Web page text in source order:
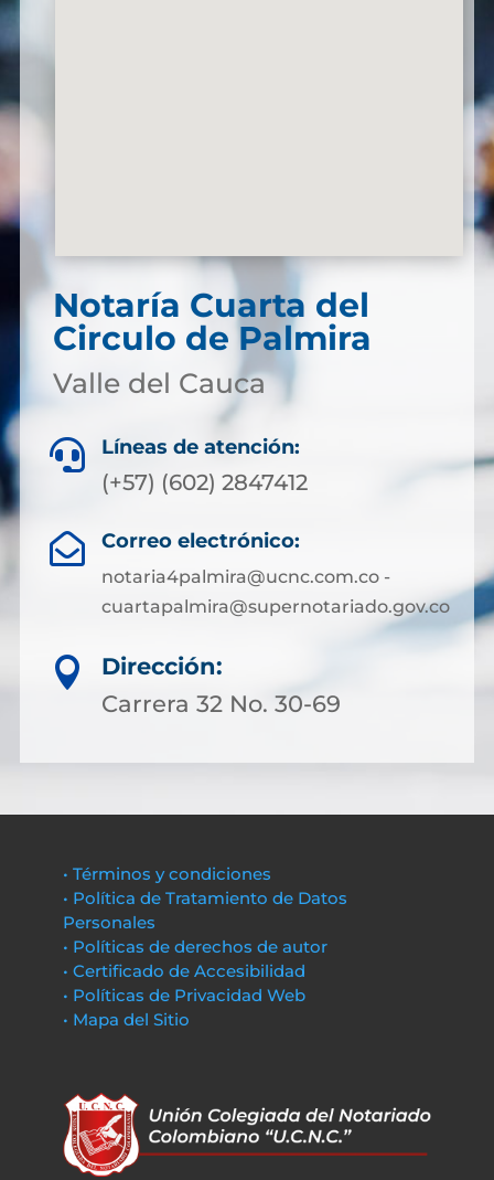
Notaría Cuarta del
Circulo de Palmira
Valle del Cauca
 Líneas de atención:
(+57) (602) 2847412
 Correo electrónico:
notaria4palmira@ucnc.com.co -
cuartapalmira@supernotariado.gov.co

Dirección:
Carrera 32 No. 30-69
• Términos y condiciones
• Política de Tratamiento de Datos
Personales
• Políticas de derechos de autor
• Certificado de Accesibilidad
• Políticas de Privacidad Web
• Mapa del Sitio